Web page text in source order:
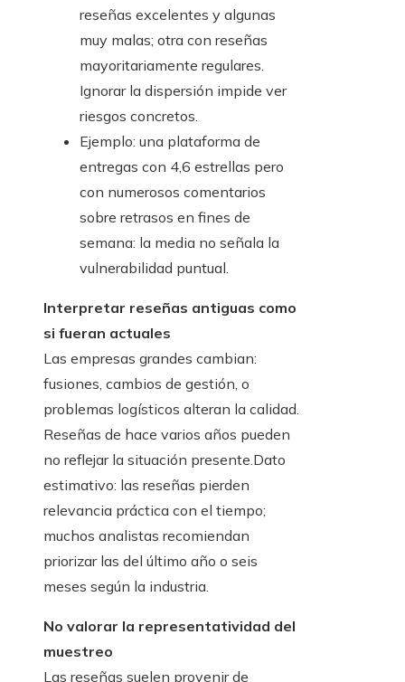
reseñas excelentes y algunas
muy malas; otra con reseñas
mayoritariamente regulares.
Ignorar la dispersión impide ver
riesgos concretos.
Ejemplo: una plataforma de
entregas con 4,6 estrellas pero
con numerosos comentarios
sobre retrasos en fines de
semana: la media no señala la
vulnerabilidad puntual.
Interpretar reseñas antiguas como
si fueran actuales
Las empresas grandes cambian:
fusiones, cambios de gestión, o
problemas logísticos alteran la calidad.
Reseñas de hace varios años pueden
no reflejar la situación presente.Dato
estimativo: las reseñas pierden
relevancia práctica con el tiempo;
muchos analistas recomiendan
priorizar las del último año o seis
meses según la industria.
No valorar la representatividad del
muestreo
Las reseñas suelen provenir de